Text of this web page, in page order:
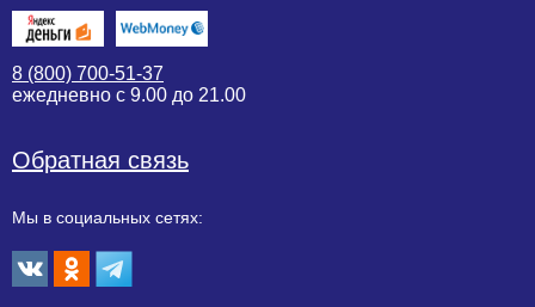
8 (800) 700-51-37
ежедневно с 9.00 до 21.00
Обратная связь
Мы в социальных сетях: